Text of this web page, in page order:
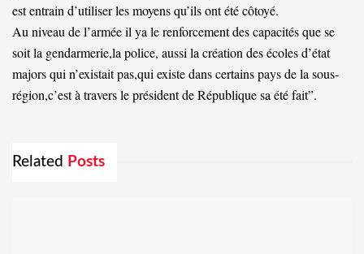
est entrain d’utiliser les moyens qu’ils ont été côtoyé.
Au niveau de l’armée il ya le renforcement des capacités que se
soit la gendarmerie,la police, aussi la création des écoles d’état
majors qui n’existait pas,qui existe dans certains pays de la sous-
région,c’est à travers le président de République sa été fait”.
Related Posts